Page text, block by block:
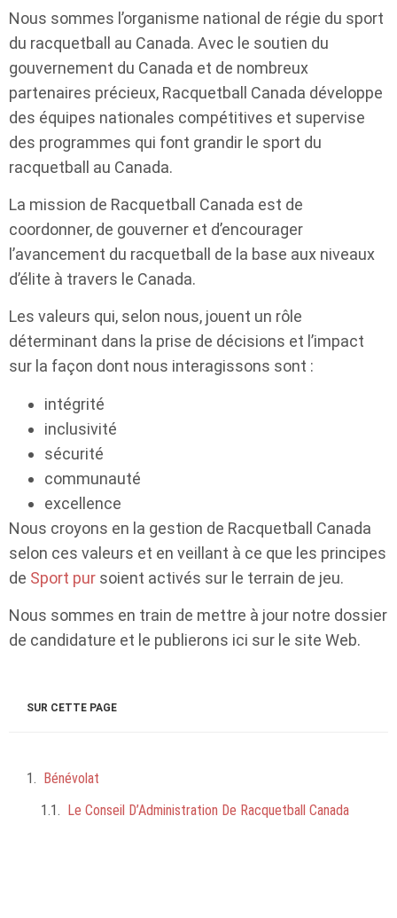
Nous sommes l’organisme national de régie du sport
du racquetball au Canada. Avec le soutien du
gouvernement du Canada et de nombreux
partenaires précieux, Racquetball Canada développe
des équipes nationales compétitives et supervise
des programmes qui font grandir le sport du
racquetball au Canada.
La mission de Racquetball Canada est de
coordonner, de gouverner et d’encourager
l’avancement du racquetball de la base aux niveaux
d’élite à travers le Canada.
Les valeurs qui, selon nous, jouent un rôle
déterminant dans la prise de décisions et l’impact
sur la façon dont nous interagissons sont :
intégrité
inclusivité
sécurité
communauté
excellence
Nous croyons en la gestion de Racquetball Canada
selon ces valeurs et en veillant à ce que les principes
de Sport pur soient activés sur le terrain de jeu.
Nous sommes en train de mettre à jour notre dossier
de candidature et le publierons ici sur le site Web.
SUR CETTE PAGE
Bénévolat
Le Conseil D’Administration De Racquetball Canada